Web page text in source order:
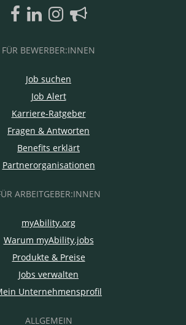
FÜR BEWERBER:INNEN
Job suchen
Job Alert
Karriere-Ratgeber
Fragen & Antworten
Benefits erklärt
Partnerorganisationen
ARBEITGEBER:INNEN
myAbility.org
Warum myAbility.jobs
Produkte & Preise
Jobs verwalten
Unternehmensprofil
ALLGEMEIN